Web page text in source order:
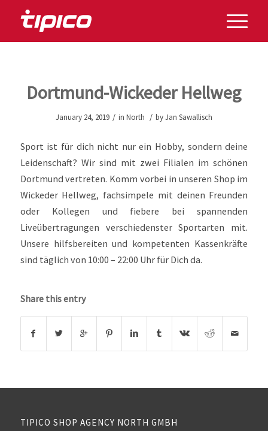
Dortmund-Wickeder Hellweg
January 24, 2019 / in North / byJan Sawallisch
Sport ist für dich nicht nur ein Hobby, sondern deine
Leidenschaft? Wir sind mit zwei Filialen im schönen
Dortmund vertreten. Komm vorbei in unseren Shop im
Wickeder Hellweg, fachsimpele mit deinen Freunden
oder Kollegen und fiebere bei spannenden
Liveübertragungen verschiedenster Sportarten mit.
Unsere hilfsbereiten und kompetenten Kassenkräfte
sind täglich von 10:00 – 22:00 Uhr für Dich da.
Share this entry
TIPICO SHOP AGENCY NORTH GMBH